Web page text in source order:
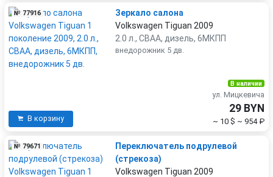
№ 77916
Зеркало салона
Volkswagen Tiguan 2009
2.0 л., CBAA, дизель, 6МКПП
внедорожник 5 дв.
В корзину
В наличии
ул. Мицкевича
29 BYN
~ 10 $ ~ 954 ₽
№ 79671
Переключатель подрулевой
(стрекоза)
Volkswagen Tiguan 2009